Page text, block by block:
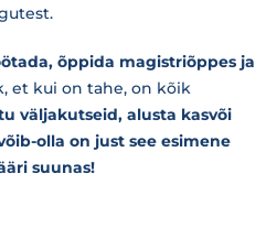
õppida magistriõppes ja
et kui on tahe, on kõik
väljakutseid, alusta kasvõi
olla on just see esimene
suunas!